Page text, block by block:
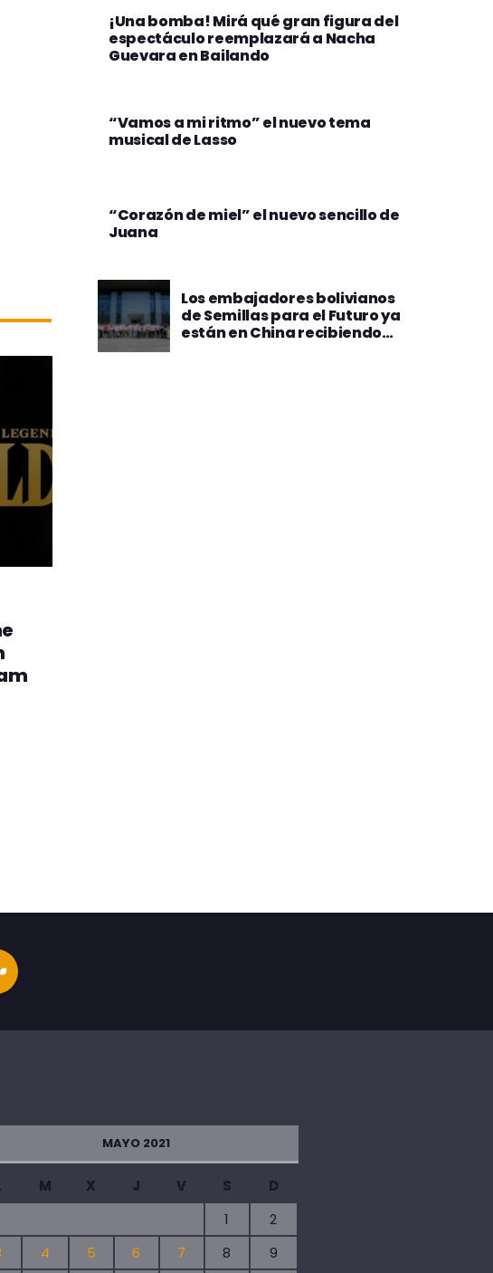
¡Una bomba! Mirá qué gran figura del
espectáculo reemplazará a Nacha
Guevara en Bailando
“Vamos a mi ritmo” el nuevo tema
musical de Lasso
“Corazón de miel” el nuevo sencillo de
Juana
Los embajadores bolivianos
de Semillas para el Futuro ya
están en China recibiendo
MAYO 2021
M X J V S
D
1
2
4 5 6 7 8 9